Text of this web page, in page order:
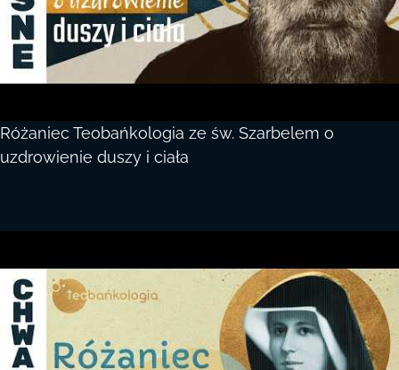
Różaniec Teobańkologia ze św. Szarbelem o
uzdrowienie duszy i ciała